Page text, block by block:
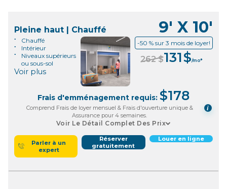
Pleine haut | Chauffé 9' X 10'
Chauffé
Intérieur
Niveaux supérieurs
ou sous-sol
Voir plus
-50 % sur 3 mois de loyer!
262$131$/mo*
Frais d'emménagement requis: $178
Comprend Frais de loyer mensuel & Frais d'ouverture unique &
Assurance pour 4 semaines.
i
Voir Le Détail Complet Des Prix
Parler à un
expert
Réserver
gratuitement
Louer en ligne